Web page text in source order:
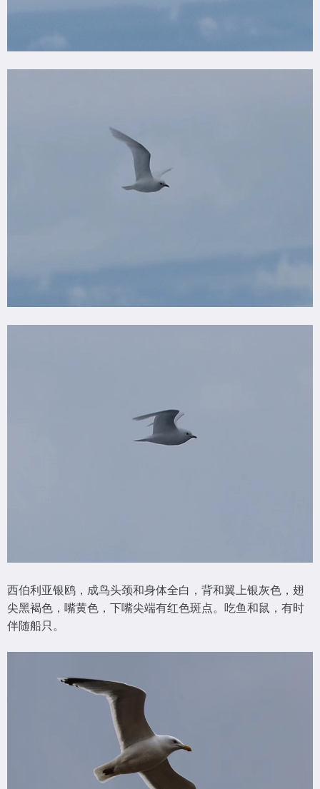
西伯利亚银鸥，成鸟头颈和身体全白，背和翼上银灰色，翅
尖黑褐色，嘴黄色，下嘴尖端有红色斑点。吃鱼和鼠，有时
伴随船只。